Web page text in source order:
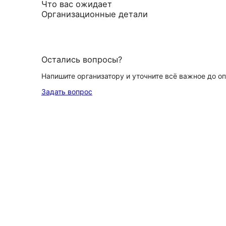
Что вас ожидает
Организационные детали
Остались вопросы?
Напишите организатору и уточните всё важное до
Задать вопрос